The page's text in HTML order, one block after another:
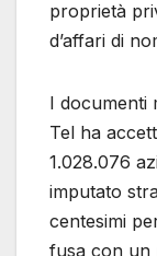
proprietà
d’affari di
I documenti
Tel ha
1.028.076
imputato
centesimi
fusa con un